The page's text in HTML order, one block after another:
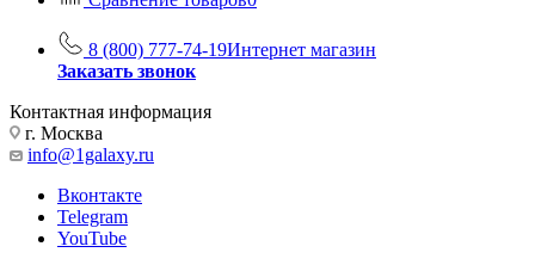
8 (800) 777-74-19Интернет магазин
Заказать звонок
Контактная информация
г. Москва
info@1galaxy.ru
Вконтакте
Telegram
YouTube